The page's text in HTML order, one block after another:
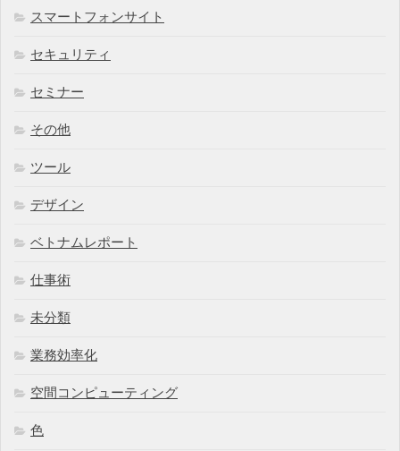
スマートフォンサイト
セキュリティ
セミナー
その他
ツール
デザイン
ベトナムレポート
仕事術
未分類
業務効率化
空間コンピューティング
色